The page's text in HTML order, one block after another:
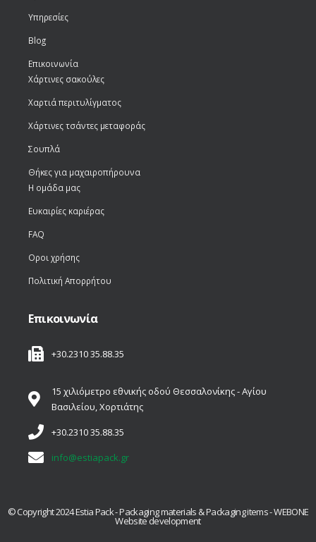
Υπηρεσίες
Blog
Επικοινωνία
Χάρτινες σακούλες
Χαρτιά περιτυλίγματος
Χάρτινες τσάντες μεταφοράς
Σουπλά
Θήκες για μαχαιροπήρουνα
Η ομάδα μας
Ευκαιρίες καριέρας
FAQ
Οροι χρήσης
Πολιτική Απορρήτου
Επικοινωνία
+30.2310 35.88.35
15 χιλιόμετρο εθνικής οδού Θεσσαλονίκης - Αγίου
Βασιλείου, Χορτιάτης
+30.2310 35.88.35
info@estiapack.gr
© Copyright 2024 Estia Pack - Packaging materials & Packaging items - WEBONE
Website development